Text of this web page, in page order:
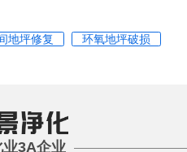
地坪修复
环氧地坪破损
3A企业